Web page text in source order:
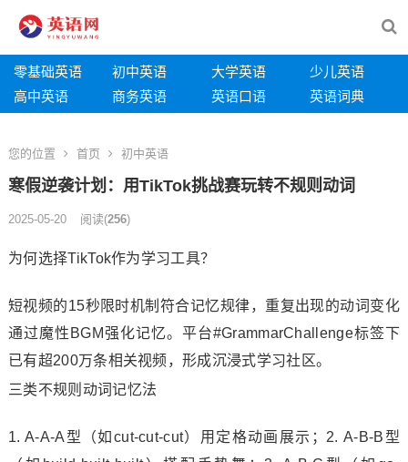
零基础英语 初中英语 大学英语
少儿英语
高中英语
商务英语 英语口语 英语词典
您的位置 首页 初中英语
寒假逆袭计划：用TikTok挑战赛玩转不规则动词
2025-05-20 阅读(256)
为何选择TikTok作为学习工具？
短视频的15秒限时机制符合记忆规律，重复出现的动词变化
通过魔性BGM强化记忆。平台#GrammarChallenge标签下
已有超200万条相关视频，形成沉浸式学习社区。
三类不规则动词记忆法
1. A-A-A型（如cut-cut-cut）用定格动画展示；2. A-B-B型